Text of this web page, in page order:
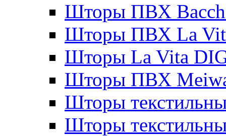
Шторы ПВХ
Шторы ПВХ La
Шторы La Vita
Шторы ПВХ
Шторы
Шторы